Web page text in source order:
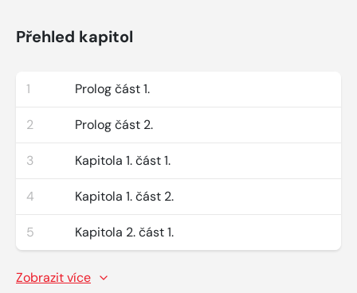
Přehled kapitol
1 Prolog část 1.
2 Prolog část 2.
3 Kapitola 1. část 1.
4 Kapitola 1. část 2.
5 Kapitola 2. část 1.
Zobrazit více